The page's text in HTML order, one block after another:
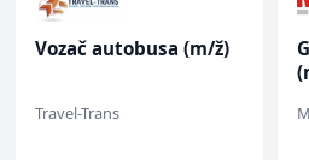
Vozač autobusa (m/ž)
Travel-Trans